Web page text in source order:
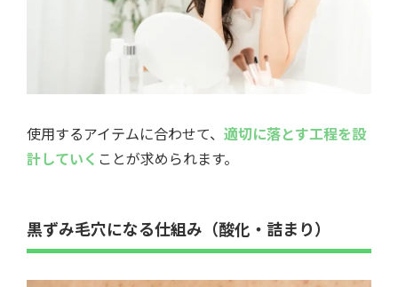
使用するアイテムに合わせて、 適切に落とす工程を設
計していく ことが求められます。
黒ずみ毛穴になる仕組み（酸化・詰まり）